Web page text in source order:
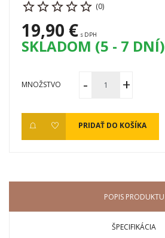
(0)
19,90 € s DPH
SKLADOM (5 - 7 DNÍ)
MNOŽSTVO
PRIDAŤ DO KOŠÍKA
POPIS PRODUKTU
ŠPECIFIKÁCIA